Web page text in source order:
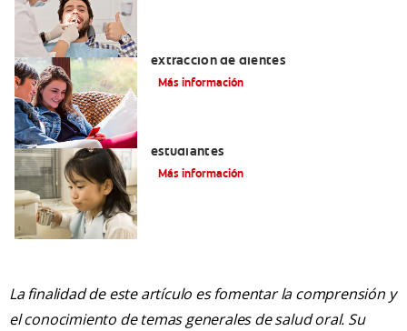
extracción de dientes
Más información
estudiantes
Más información
La finalidad de este artículo es fomentar la comprensión y
el conocimiento de temas generales de salud oral. Su